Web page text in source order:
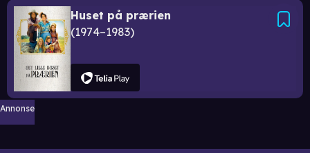
Huset på prærien
1974–1983
Annonse